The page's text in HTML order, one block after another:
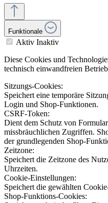
Funktionale
Aktiv Inaktiv
Diese Cookies und
technisch einwandfreien
Sitzungs-Cookies:
Speichert eine temporäre
Login und Shop-Funktionen.
CSRF-Token:
Dient dem Schutz von
missbräuchlichen Zugriffen.
der grundlegenden Shop-
Zeitzone:
Speichert die Zeitzone des
Uhrzeiten.
Cookie-Einstellungen:
Speichert die gewählten
Shop-Funktions-Cookies: